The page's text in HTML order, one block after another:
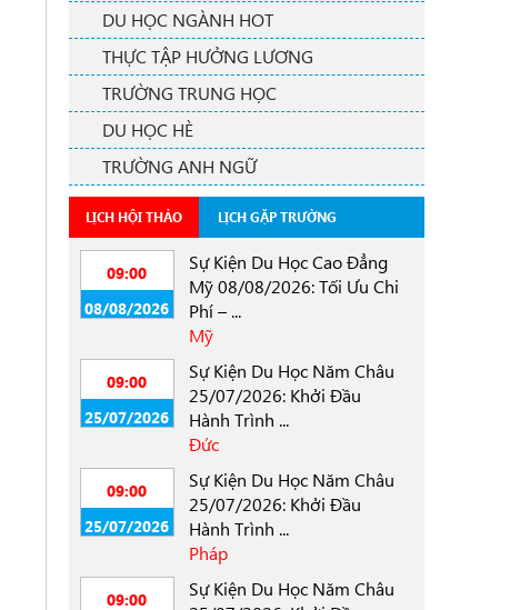
DU HỌC NGÀNH HOT
THỰC TẬP HƯỞNG LƯƠNG
TRƯỜNG TRUNG HỌC
DU HỌC HÈ
TRƯỜNG ANH NGỮ
LỊCH HỘI THẢO LỊCH GẶP TRƯỜNG
09:00
08/08/2026
Sự Kiện Du Học Cao Đẳng
Mỹ 08/08/2026: Tối Ưu Chi
Phí – ...
Mỹ
09:00
25/07/2026
Sự Kiện Du Học Năm Châu
25/07/2026: Khởi Đầu
Hành Trình ...
Đức
09:00
25/07/2026
Sự Kiện Du Học Năm Châu
25/07/2026: Khởi Đầu
Hành Trình ...
Pháp
09:00
Sự Kiện Du Học Năm Châu